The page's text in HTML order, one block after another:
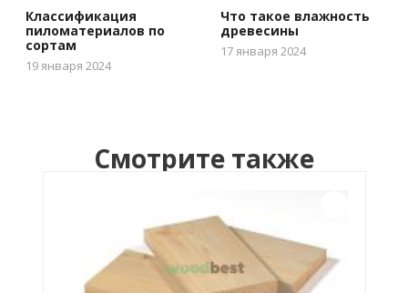
Классификация
пиломатериалов по
сортам
19 января 2024
Что такое влажность
древесины
17 января 2024
Смотрите также